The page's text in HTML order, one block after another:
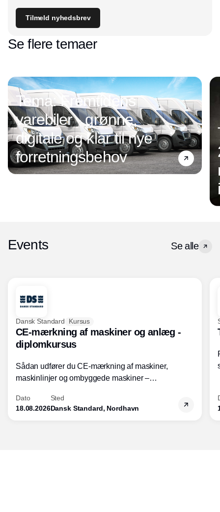
Tilmeld nyhedsbrev
Se flere temaer
Tema: Fremtidens
varebiler - grønne,
digitale og klar til nye
forretningsbehov
Events Se alle
Dansk Standard Kursus
CE-mærkning af maskiner og anlæg -
diplomkursus
Sådan udfører du CE-mærkning af maskiner,
maskinlinjer og ombyggede maskiner –
Dato
18.08.2026
Sted
Dansk Standard, Nordhavn